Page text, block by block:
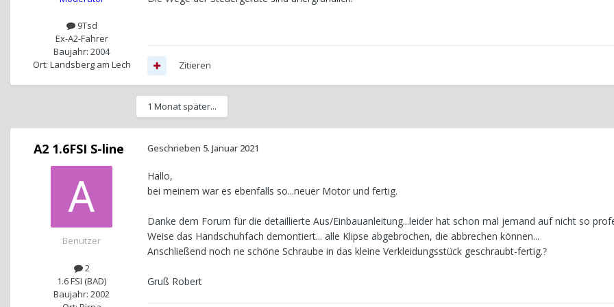
9Tsd
Ex-A2-Fahrer
Baujahr: 2004
Ort: Landsberg am Lech
Zitieren
1 Monat später...
A2 1.6FSI S-line
Benutzer
2
1.6 FSI (BAD)
Baujahr: 2002
Geschrieben 5. Januar 2021
Hallo,
bei meinem war es ebenfalls so...neuer Motor und fertig.
Danke dem Forum für die detaillierte Aus/Einbauanleitung...leider hat schon mal jemand auf nicht so
Weise das Handschuhfach demontiert... alle Klipse abgebrochen, die abbrechen können...
Anschließend noch ne schöne Schraube in das kleine Verkleidungsstück geschraubt-fertig.?
Gruß Robert